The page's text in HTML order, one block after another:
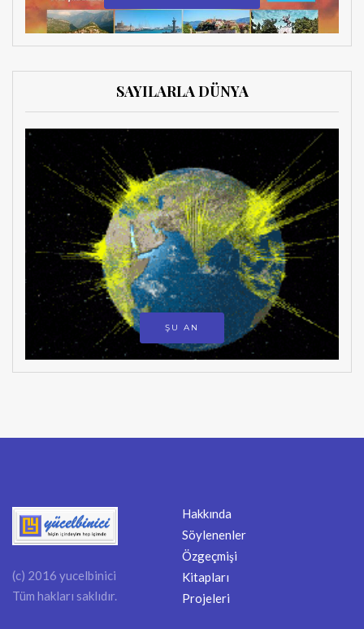
SAYILARLA DÜNYA
ŞU AN
(c) 2016 yucelbinici
Tüm hakları saklıdır.
Hakkında
Söylenenler
Özgeçmişi
Kitapları
Projeleri